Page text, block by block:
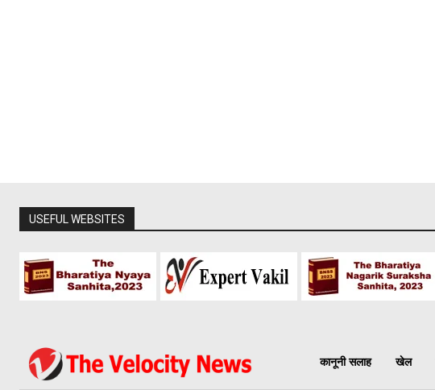
USEFUL WEBSITES
कानूनी सलाह खेल